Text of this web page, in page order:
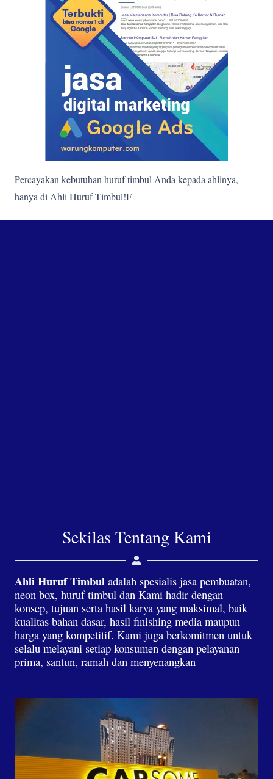
Percayakan kebutuhan huruf timbul Anda kepada ahlinya,
hanya di Ahli Huruf Timbul!F
Sekilas Tentang Kami
Ahli Huruf Timbul adalah spesialis jasa pembuatan,
neon box, huruf timbul dan Kami hadir dengan
konsep, tujuan serta hasil karya yang maksimal, baik
kualitas bahan dasar, hasil finishing media maupun
harga yang kompetitif. Kami juga berkomitmen untuk
selalu melayani setiap konsumen dengan pelayanan
prima, santun, ramah dan menyenangkan